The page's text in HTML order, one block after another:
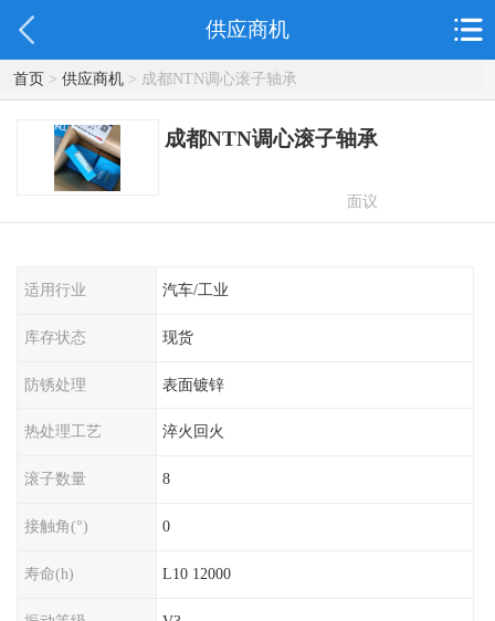
供应商机
首页> 供应商机> 成都NTN调心滚子轴承
成都NTN调心滚子轴承
面议
适用行业 汽车/工业
库存状态 现货
防锈处理 表面镀锌
热处理工艺 淬火回火
滚子数量 8
接触角(°) 0
寿命(h) L10 12000